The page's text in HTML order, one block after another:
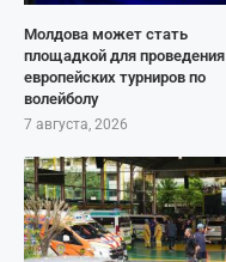
Молдова может стать
площадкой для проведения
европейских турниров по
волейболу
7 августа, 2026